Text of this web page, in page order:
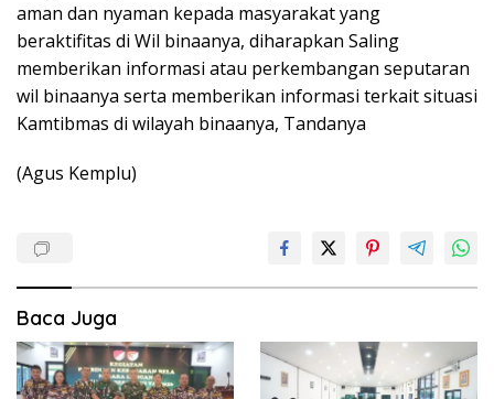
aman dan nyaman kepada masyarakat yang
beraktifitas di Wil binaanya, diharapkan Saling
memberikan informasi atau perkembangan seputaran
wil binaanya serta memberikan informasi terkait situasi
Kamtibmas di wilayah binaanya, Tandanya
(Agus Kemplu)
Baca Juga